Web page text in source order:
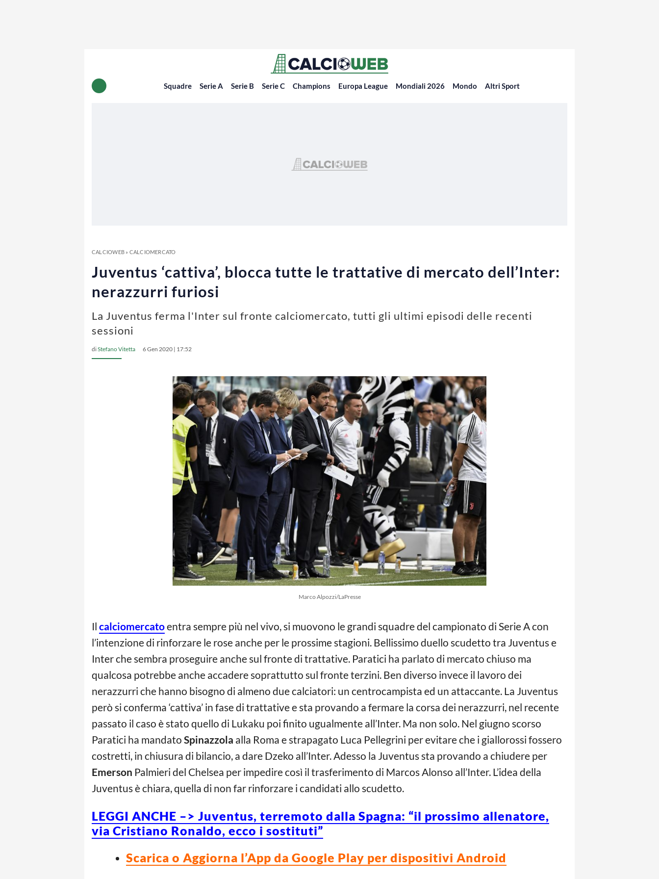
Squadre Serie A Serie B Serie C Champions Europa League Mondiali 2026 Mondo Altri Sport
CALCIOWEB» CALCIOMERCATO
Juventus ‘cattiva’, blocca tutte le trattative di mercato dell’Inter:
nerazzurri furiosi
La Juventus ferma l'Inter sul fronte calciomercato, tutti gli ultimi episodi delle recenti
sessioni
diStefano Vitetta 6 Gen 2020 | 17:52
Marco Alpozzi/LaPresse
Il calciomercatoentra sempre più nel vivo, si muovono le grandi squadre del campionato di Serie A con
l’intenzione di rinforzare le rose anche per le prossime stagioni. Bellissimo duello scudetto tra Juventus e
Inter che sembra proseguire anche sul fronte di trattative. Paratici ha parlato di mercato chiuso ma
qualcosa potrebbe anche accadere soprattutto sul fronte terzini. Ben diverso invece il lavoro dei
nerazzurri che hanno bisogno di almeno due calciatori: un centrocampista ed un attaccante. La Juventus
però si conferma ‘cattiva’ in fase di trattative e sta provando a fermare la corsa dei nerazzurri, nel recente
passato il caso è stato quello di Lukaku poi finito ugualmente all’Inter. Ma non solo. Nel giugno scorso
Paratici ha mandato Spinazzola alla Roma e strapagato Luca Pellegrini per evitare che i giallorossi fossero
costretti, in chiusura di bilancio, a dare Dzeko all’Inter. Adesso la Juventus sta provando a chiudere per
Emerson Palmieri del Chelsea per impedire così il trasferimento di Marcos Alonso all’Inter. L’idea della
Juventus è chiara, quella di non far rinforzare i candidati allo scudetto.
LEGGI ANCHE –> Juventus, terremoto dalla Spagna: “il prossimo allenatore,
via Cristiano Ronaldo, ecco i sostituti”
Scarica o Aggiorna l’App da Google Play per dispositivi Android